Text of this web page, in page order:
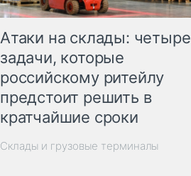
Атаки на склады: четыре
задачи, которые
российскому ритейлу
предстоит решить в
кратчайшие сроки
Склады и грузовые терминалы